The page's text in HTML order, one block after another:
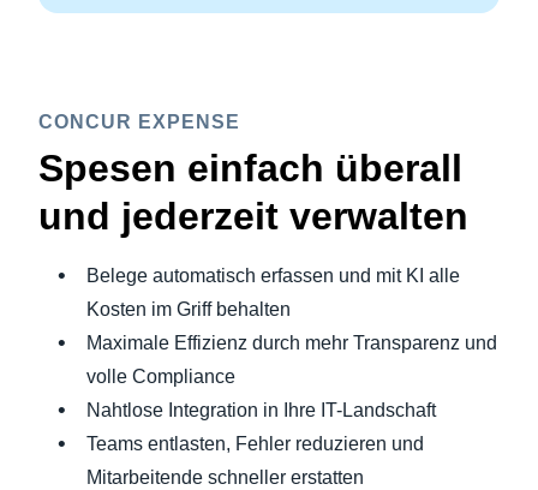
CONCUR EXPENSE
Spesen einfach überall
und jederzeit verwalten
Belege automatisch erfassen und mit KI alle
Kosten im Griff behalten
Maximale Effizienz durch mehr Transparenz und
volle Compliance
Nahtlose Integration in Ihre IT-Landschaft
Teams entlasten, Fehler reduzieren und
Mitarbeitende schneller erstatten